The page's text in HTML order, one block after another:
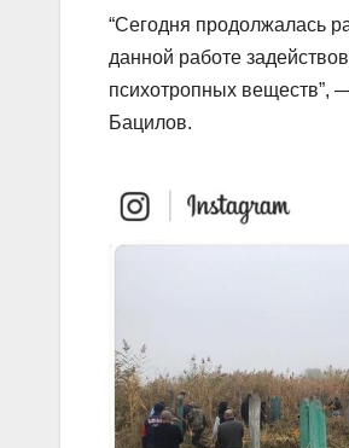
“Сегодня продолжалась
данной работе
психотропных веществ”,
Бацилов.